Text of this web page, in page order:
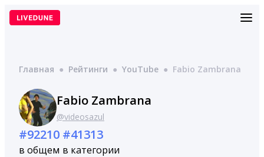
Перейти
Главная ● Рейтинги ● YouTube ● Fabio Zambrana
Fabio Zambrana
@videosazul
#92210
в общем
#41313
в категории